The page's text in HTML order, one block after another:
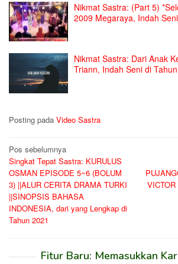
Nikmat Sastra: (Part 5)
2009 Megaraya, Indah
Nikmat Sastra: Dari Anak
Triann, Indah Seni di
Posting pada Video Sastra
Navigasi
pos
Pos sebelumnya
Singkat Tepat Sastra: KURULUS
OSMAN EPISODE 5~6 (BOLUM
3) ||ALUR CERITA DRAMA TURKI
||SINOPSIS BAHASA
INDONESIA, dari yang Lengkap di
Tahun 2021
Fitur Baru: Memasukkan